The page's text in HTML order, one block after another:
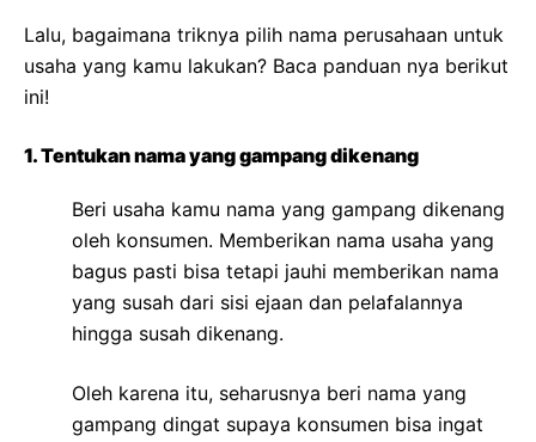
Lalu, bagaimana triknya pilih nama perusahaan untuk
usaha yang kamu lakukan? Baca panduan nya berikut
ini!
1. Tentukan nama yang gampang dikenang
Beri usaha kamu nama yang gampang dikenang
oleh konsumen. Memberikan nama usaha yang
bagus pasti bisa tetapi jauhi memberikan nama
yang susah dari sisi ejaan dan pelafalannya
hingga susah dikenang.
Oleh karena itu, seharusnya beri nama yang
gampang dingat supaya konsumen bisa ingat